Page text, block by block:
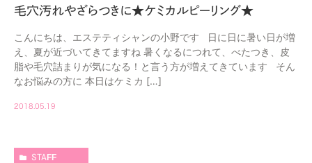
毛穴汚れやざらつきに★ケミカルピーリング★
こんにちは、エステティシャンの小野です 日に日に暑い日が増
え、夏が近づいてきてますね 暑くなるにつれて、べたつき、皮
脂や毛穴詰まりが気になる！と言う方が増えてきています そん
なお悩みの方に 本日はケミカ […]
2018.05.19
STAFF